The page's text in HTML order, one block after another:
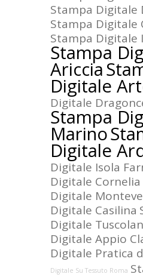
Stampa Digitale
Stampa Digitale
Stampa Digitale
Stampa
Ariccia
Digitale
Digitale
Stampa
Marino
Digitale
Digitale Isola
Digitale Cornelia
Digitale
Digitale Casilina
Digitale
Digitale Appio
Digitale Pratica
Digitale Su Tessuto Roma